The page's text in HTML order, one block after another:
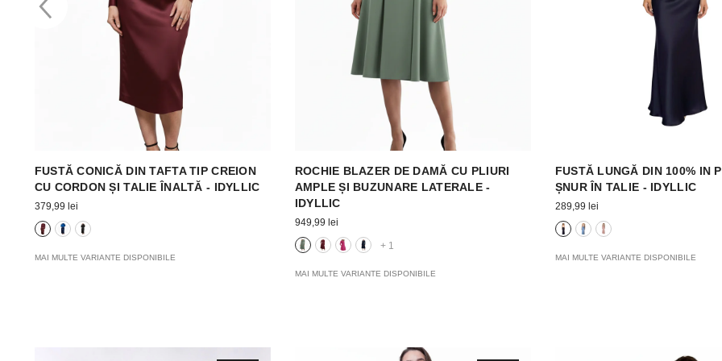
FUSTĂ CONICĂ DIN TAFTA TIP CREION
CU CORDON ȘI TALIE ÎNALTĂ - IDYLLIC
379,99 lei
MAI MULTE VARIANTE DISPONIBILE
ROCHIE BLAZER DE DAMĂ CU PLIURI
AMPLE ȘI BUZUNARE LATERALE -
IDYLLIC
949,99 lei
+ 1
MAI MULTE VARIANTE DISPONIBILE
FUSTĂ LUNGĂ DIN 100% IN
ȘNUR ÎN TALIE - IDYLLIC
289,99 lei
MAI MULTE VARIANTE DISPONIBILE